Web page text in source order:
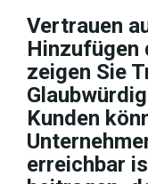
Vertrauen
Hinzufügen
zeigen Sie
Kunden
erreichbar